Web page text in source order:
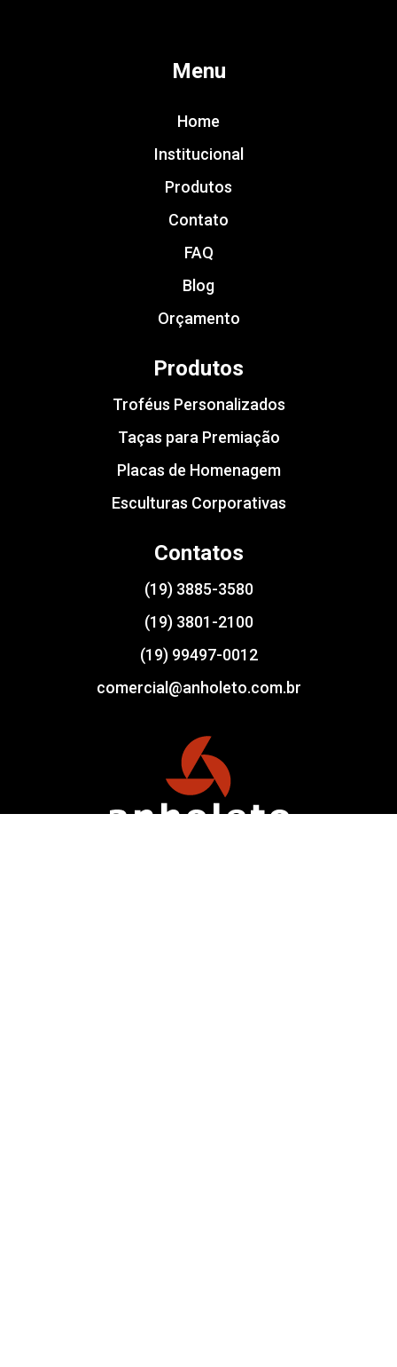
Menu
Home
Institucional
Produtos
Contato
FAQ
Blog
Orçamento
Produtos
Troféus Personalizados
Taças para Premiação
Placas de Homenagem
Esculturas Corporativas
Contatos
(19) 3885-3580
(19) 3801-2100
(19) 99497-0012
comercial@anholeto.com.br